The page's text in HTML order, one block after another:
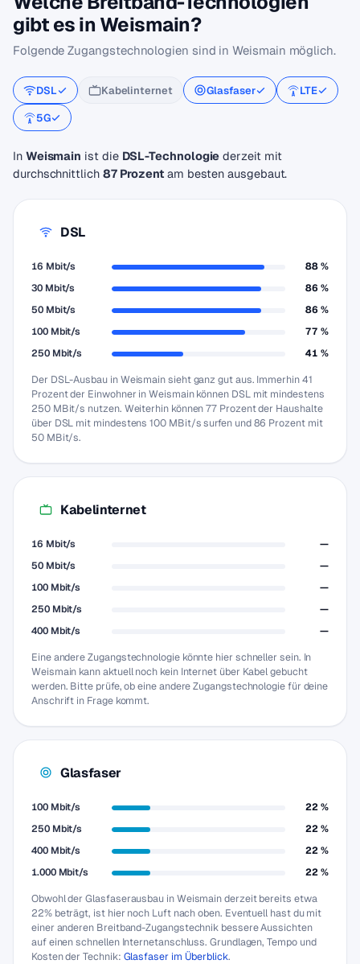
gibt es in Weismain?
Folgende Zugangstechnologien sind in Weismain möglich.
DSL Kabelinternet Glasfaser
LTE
5G
In Weismain ist die DSL-Technologie derzeit mit
durchschnittlich 87 Prozentam besten ausgebaut.
DSL
16 Mbit/s
88 %
30 Mbit/s
86 %
50 Mbit/s
86 %
100 Mbit/s
77 %
250 Mbit/s
41 %
Der DSL-Ausbau in Weismain sieht ganz gut aus. Immerhin 41
Prozent der Einwohner in Weismain können DSL mit mindestens
250 MBit/s nutzen. Weiterhin können 77 Prozent der Haushalte
über DSL mit mindestens 100 MBit/s surfen und 86 Prozent mit
50 MBit/s.
Kabelinternet
16 Mbit/s
—
50 Mbit/s
—
100 Mbit/s
—
250 Mbit/s
—
400 Mbit/s
—
Eine andere Zugangstechnologie könnte hier schneller sein. In
Weismain kann aktuell noch kein Internet über Kabel gebucht
werden. Bitte prüfe, ob eine andere Zugangstechnologie für deine
Anschrift in Frage kommt.
Glasfaser
100 Mbit/s
22 %
250 Mbit/s
22 %
400 Mbit/s
22 %
1.000 Mbit/s
22 %
Obwohl der Glasfaserausbau in Weismain derzeit bereits etwa
22% beträgt, ist hier noch Luft nach oben. Eventuell hast du mit
einer anderen Breitband-Zugangstechnik bessere Aussichten
auf einen schnellen Internetanschluss. Grundlagen, Tempo und
Kosten der Technik: Glasfaser im Überblick.